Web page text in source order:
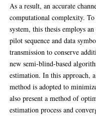
As a result, an accurate
computational complexity.
system, this thesis employs
pilot sequence and data
transmission to conserve
new semi-blind-based
estimation. In this approach,
method is adopted to
also present a method of
estimation process and